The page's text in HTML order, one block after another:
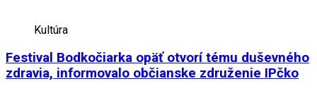
Kultúra
Festival Bodkočiarka opäť otvorí tému duševného
zdravia, informovalo občianske združenie IPčko